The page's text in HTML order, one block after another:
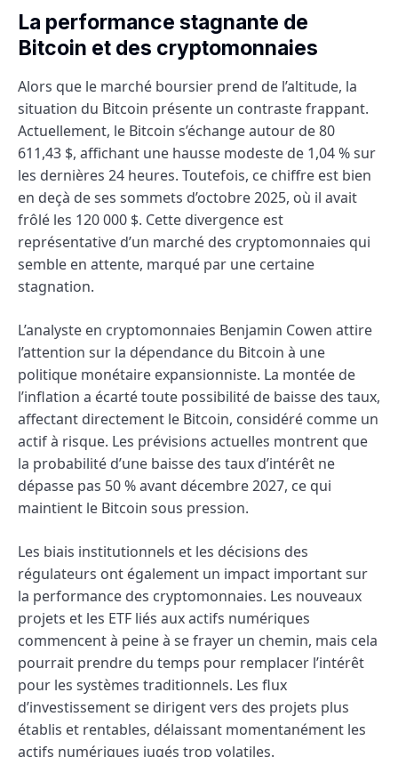
La performance stagnante de
Bitcoin et des cryptomonnaies
Alors que le marché boursier prend de l’altitude, la
situation du Bitcoin présente un contraste frappant.
Actuellement, le Bitcoin s’échange autour de 80
611,43 $, affichant une hausse modeste de 1,04 % sur
les dernières 24 heures. Toutefois, ce chiffre est bien
en deçà de ses sommets d’octobre 2025, où il avait
frôlé les 120 000 $. Cette divergence est
représentative d’un marché des cryptomonnaies qui
semble en attente, marqué par une certaine
stagnation.
L’analyste en cryptomonnaies Benjamin Cowen attire
l’attention sur la dépendance du Bitcoin à une
politique monétaire expansionniste. La montée de
l’inflation a écarté toute possibilité de baisse des taux,
affectant directement le Bitcoin, considéré comme un
actif à risque. Les prévisions actuelles montrent que
la probabilité d’une baisse des taux d’intérêt ne
dépasse pas 50 % avant décembre 2027, ce qui
maintient le Bitcoin sous pression.
Les biais institutionnels et les décisions des
régulateurs ont également un impact important sur
la performance des cryptomonnaies. Les nouveaux
projets et les ETF liés aux actifs numériques
commencent à peine à se frayer un chemin, mais cela
pourrait prendre du temps pour remplacer l’intérêt
pour les systèmes traditionnels. Les flux
d’investissement se dirigent vers des projets plus
établis et rentables, délaissant momentanément les
actifs numériques jugés trop volatiles.